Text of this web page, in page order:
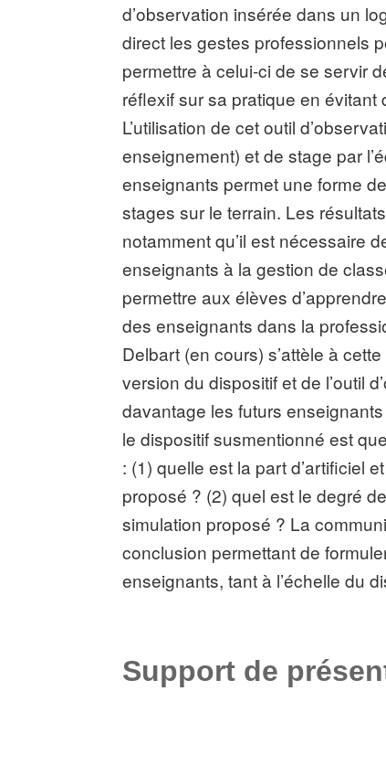
d’observation insérée dans un
direct les gestes professionnels
permettre à celui-ci de se servir
réflexif sur sa pratique en
L’utilisation de cet outil
enseignement) et de stage par
enseignants permet une forme
stages sur le terrain. Les
notamment qu’il est nécessaire
enseignants à la gestion de
permettre aux élèves
des enseignants dans la
Delbart (en cours) s’attèle à
version du dispositif et de l’outil
davantage les futurs
le dispositif susmentionné est
: (1) quelle est la part d’artificiel
proposé ? (2) quel est le degré
simulation proposé ? La
conclusion permettant de
enseignants, tant à l’échelle du
Support de